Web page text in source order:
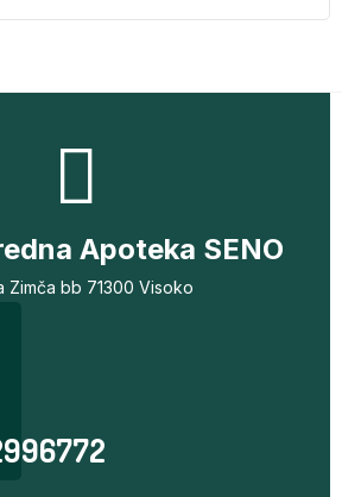
Apoteka SENO
Zimča bb 71300 Visoko